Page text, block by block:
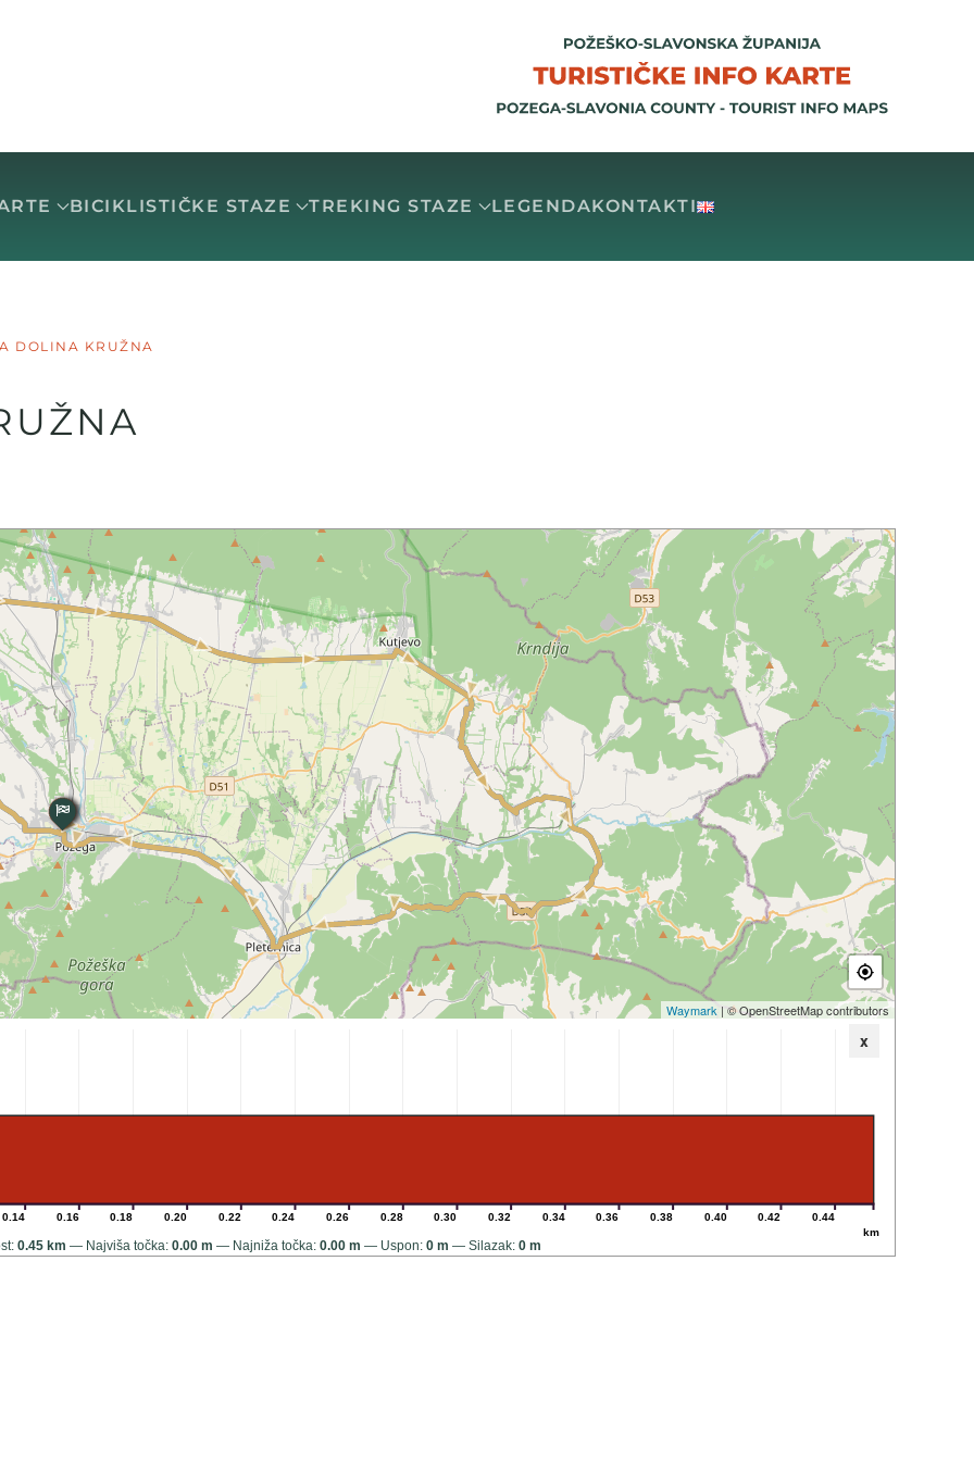
BICIKLISTIČKE STAZE TREKING STAZE LEGENDAKONTAKTI
DOLINA KRUŽNA
Waymark | © OpenStreetMap contributors
x
0.14 0.16 0.18 0.20 0.22 0.24 0.26 0.28 0.30 0.32 0.34 0.36 0.38 0.40 0.42 0.44
km
0.45 km Najviša točka: 0.00 m Najniža točka: 0.00 m Uspon: 0 m Silazak: 0 m